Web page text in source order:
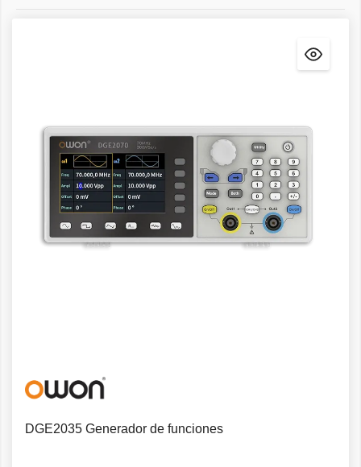
DGE2035 Generador de funciones